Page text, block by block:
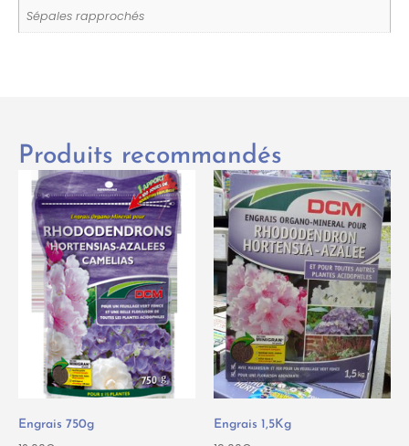
Sépales rapprochés
Produits recommandés
Engrais 750g Engrais 1,5Kg